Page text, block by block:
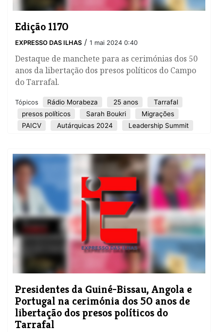
Edição 1170
EXPRESSO DAS ILHAS / 1 mai 2024 0:40
Destaque de manchete para as cerimónias dos 50
anos da libertação dos presos políticos do Campo
do Tarrafal.
Tópicos Rádio Morabeza 25 anos
Tarrafal
presos políticos
Sarah Boukri
Migrações
PAICV
Autárquicas 2024 Leadership Summit
Presidentes da Guiné-Bissau, Angola e
Portugal na cerimónia dos 50 anos de
libertação dos presos políticos do
Tarrafal